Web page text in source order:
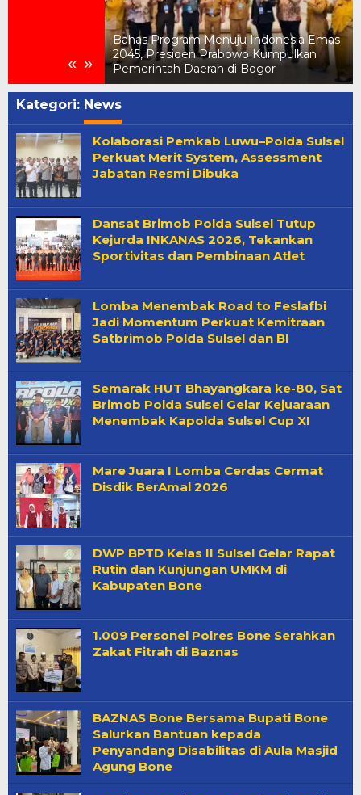
« »
Daftar Menteri Kabinet Merah Putih,
Prabowo- Gibran
Kategori: News
Kolaborasi Pemkab Luwu–Polda Sulsel
Perkuat Merit System, Assessment
Jabatan Resmi Dibuka
Dansat Brimob Polda Sulsel Tutup
Kejurda INKANAS 2026, Tekankan
Sportivitas dan Pembinaan Atlet
Lomba Menembak Road to Feslafbi
Jadi Momentum Perkuat Kemitraan
Satbrimob Polda Sulsel dan BI
Semarak HUT Bhayangkara ke-80, Sat
Brimob Polda Sulsel Gelar Kejuaraan
Menembak Kapolda Sulsel Cup XI
Mare Juara I Lomba Cerdas Cermat
Disdik BerAmal 2026
DWP BPTD Kelas II Sulsel Gelar Rapat
Rutin dan Kunjungan UMKM di
Kabupaten Bone
1.009 Personel Polres Bone Serahkan
Zakat Fitrah di Baznas
BAZNAS Bone Bersama Bupati Bone
Salurkan Bantuan kepada
Penyandang Disabilitas di Aula Masjid
Agung Bone